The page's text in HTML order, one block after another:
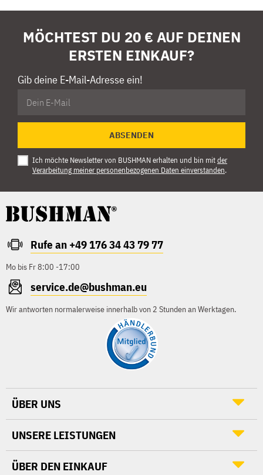
MÖCHTEST DU 20 € AUF DEINEN
ERSTEN EINKAUF?
Gib deine E-Mail-Adresse ein!
ABSENDEN
Ich möchte Newsletter von BUSHMAN erhalten und bin mitder
Verarbeitung meiner personenbezogenen Daten einverstanden.
Rufe an +49 176 34 43 79 77
Mo bis Fr 8:00 -17:00
service.de@bushman.eu
Wir antworten normalerweise innerhalb von 2 Stunden an Werktagen.
ÜBER UNS
UNSERE LEISTUNGEN
ÜBER DEN EINKAUF